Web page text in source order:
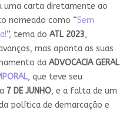
carta diretamente ao
nomeado como “Sem
”, tema do ATL 2023,
mas aponta as suas
da ADVOCACIA GERAL
, que teve seu
7 DE JUNHO, e a falta de um
política de demarcação e